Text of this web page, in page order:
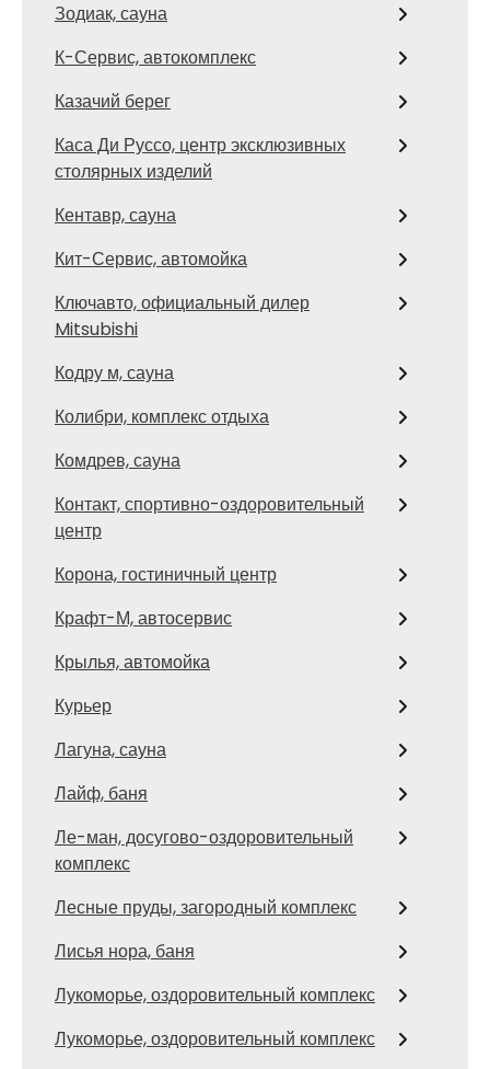
Зодиак, сауна
К-Сервис, автокомплекс
Казачий берег
Каса Ди Руссо, центр эксклюзивных
столярных изделий
Кентавр, сауна
Кит-Сервис, автомойка
Ключавто, официальный дилер
Mitsubishi
Кодру м, сауна
Колибри, комплекс отдыха
Комдрев, сауна
Контакт, спортивно-оздоровительный
центр
Корона, гостиничный центр
Крафт-М, автосервис
Крылья, автомойка
Курьер
Лагуна, сауна
Лайф, баня
Ле-ман, досугово-оздоровительный
комплекс
Лесные пруды, загородный комплекс
Лисья нора, баня
Лукоморье, оздоровительный комплекс
Лукоморье, оздоровительный комплекс